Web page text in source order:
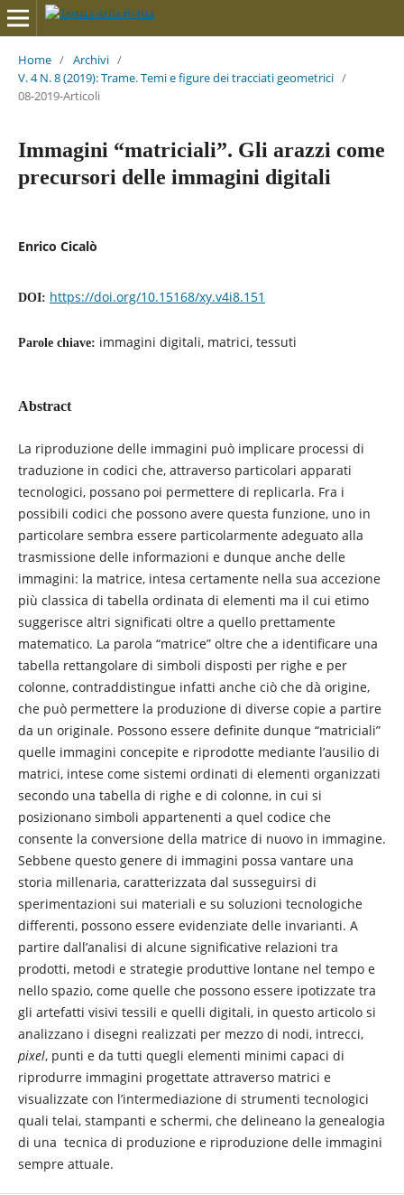
Home / Archivi /
V. 4 N. 8 (2019): Trame. Temi e figure dei tracciati geometrici /
08-2019-Articoli
Immagini “matriciali”. Gli arazzi come
precursori delle immagini digitali
Enrico Cicalò
DOI: https://doi.org/10.15168/xy.v4i8.151
Parole chiave: immagini digitali, matrici, tessuti
Abstract
La riproduzione delle immagini può implicare processi di
traduzione in codici che, attraverso particolari apparati
tecnologici, possano poi permettere di replicarla. Fra i
possibili codici che possono avere questa funzione, uno in
particolare sembra essere particolarmente adeguato alla
trasmissione delle informazioni e dunque anche delle
immagini: la matrice, intesa certamente nella sua accezione
più classica di tabella ordinata di elementi ma il cui etimo
suggerisce altri significati oltre a quello prettamente
matematico. La parola “matrice” oltre che a identificare una
tabella rettangolare di simboli disposti per righe e per
colonne, contraddistingue infatti anche ciò che dà origine,
che può permettere la produzione di diverse copie a partire
da un originale. Possono essere definite dunque “matriciali”
quelle immagini concepite e riprodotte mediante l’ausilio di
matrici, intese come sistemi ordinati di elementi organizzati
secondo una tabella di righe e di colonne, in cui si
posizionano simboli appartenenti a quel codice che
consente la conversione della matrice di nuovo in immagine.
Sebbene questo genere di immagini possa vantare una
storia millenaria, caratterizzata dal susseguirsi di
sperimentazioni sui materiali e su soluzioni tecnologiche
differenti, possono essere evidenziate delle invarianti. A
partire dall’analisi di alcune significative relazioni tra
prodotti, metodi e strategie produttive lontane nel tempo e
nello spazio, come quelle che possono essere ipotizzate tra
gli artefatti visivi tessili e quelli digitali, in questo articolo si
analizzano i disegni realizzati per mezzo di nodi, intrecci,
pixel, punti e da tutti quegli elementi minimi capaci di
riprodurre immagini progettate attraverso matrici e
visualizzate con l’intermediazione di strumenti tecnologici
quali telai, stampanti e schermi, che delineano la genealogia
di una tecnica di produzione e riproduzione delle immagini
sempre attuale.